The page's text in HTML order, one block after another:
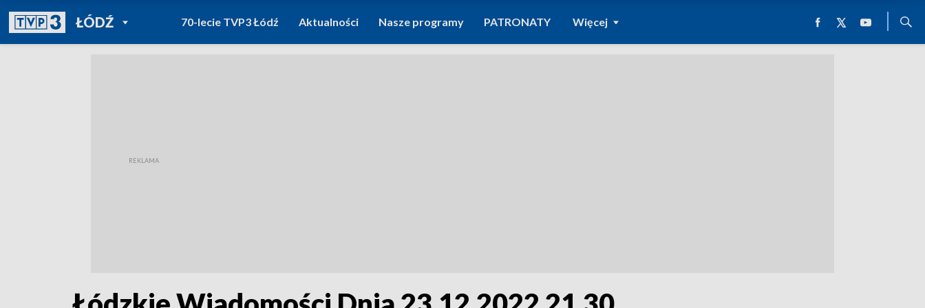
ŁÓDŹPOWRÓT DO
TVP REGIONY
70-lecie TVP3 Łódź Aktualności Nasze programy PATRONATY Więcej